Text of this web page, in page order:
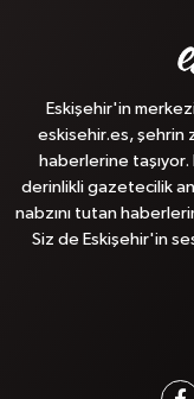
Eskişehir'in
eskisehir.es, şehrin
haberlerine
derinlikli gazetecilik
nabzını tutan
Siz de Eskişehir'in